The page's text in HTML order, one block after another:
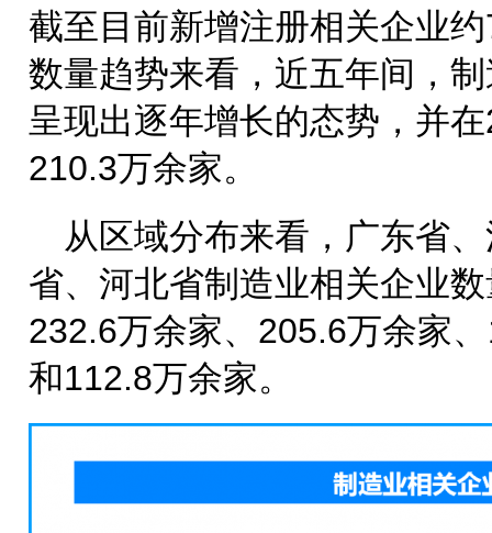
截至目前新增注册相关企业
数量趋势来看，近五年间，
呈现出逐年增长的态势，并
210.3万余家。
从区域分布来看，广东省
省、河北省制造业相关企业
232.6万余家、205.6万余家
和112.8万余家。